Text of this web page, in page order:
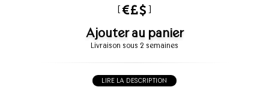
[ ]
Ajouter au panier
Livraison sous 2 semaines
LIRE LA DESCRIPTION